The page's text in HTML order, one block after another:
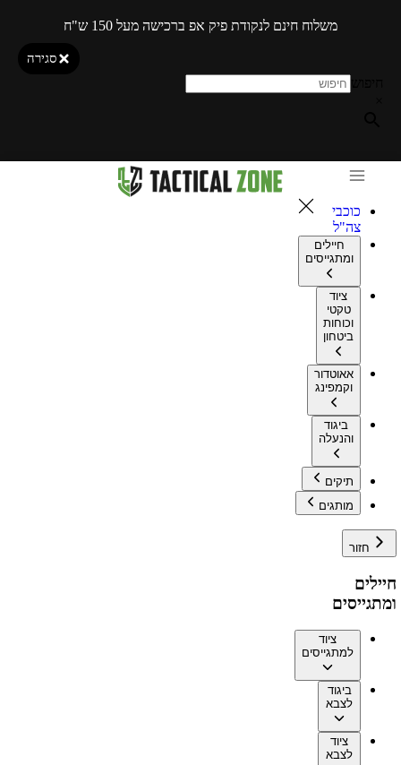
משלוח חינם לנקודת פיק אפ ברכישה מעל 150 ש"ח
סגירה
כוכבי
צה"ל
חיילים
ומתגייסים
ציוד
טקטי
וכוחות
ביטחון
אאוטדור
וקמפינג
ביגוד
והנעלה
תיקים
מותגים
חזור
חיילים
ומתגייסים
ציוד
למתגייסים
ביגוד
לצבא
ציוד
לצבא